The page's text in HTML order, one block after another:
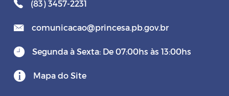
(83) 3457-2231
comunicacao@princesa.pb.gov.br
Segunda à Sexta: De 07:00hs às 13:00hs
Mapa do Site